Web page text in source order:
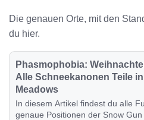
Die genauen Orte, mit den
du hier.
Phasmophobia:
Alle Schneekanonen Teile
Meadows
In diesem Artikel findest du alle
genaue Positionen der Snow